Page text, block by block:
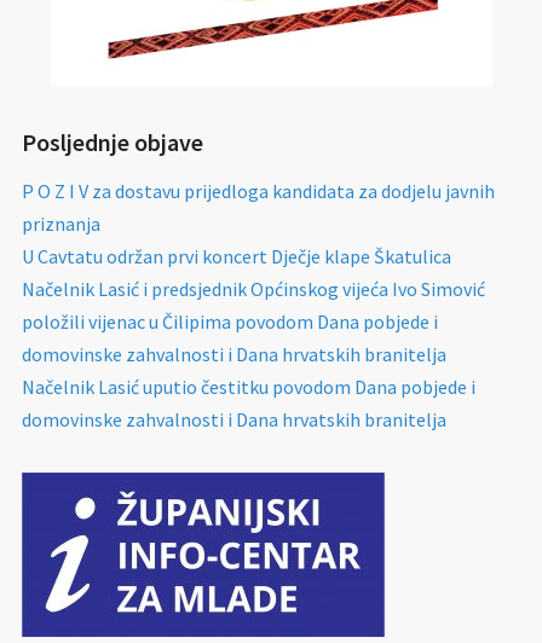
Posljednje objave
P O Z I V za dostavu prijedloga kandidata za dodjelu javnih
priznanja
U Cavtatu održan prvi koncert Dječje klape Škatulica
Načelnik Lasić i predsjednik Općinskog vijeća Ivo Simović
položili vijenac u Čilipima povodom Dana pobjede i
domovinske zahvalnosti i Dana hrvatskih branitelja
Načelnik Lasić uputio čestitku povodom Dana pobjede i
domovinske zahvalnosti i Dana hrvatskih branitelja